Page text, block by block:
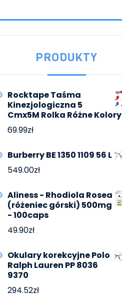
PRODUKTY
Rocktape Taśma
Kinezjologiczna 5
Cmx5M Rolka Różne Kolory
69.99zł
Burberry BE 1350 1109 56 L
549.00zł
Aliness - Rhodiola Rosea
(różeniec górski) 500mg
- 100caps
49.90zł
Okulary korekcyjne Polo
Ralph Lauren PP 8036
9370
294.52zł